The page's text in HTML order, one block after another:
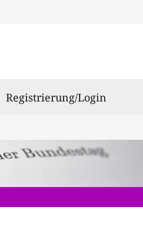
Registrierung/Login